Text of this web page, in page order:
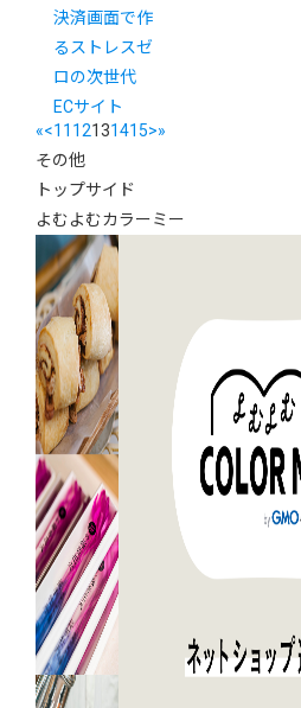
決済画面で作
るストレスゼ
ロの次世代
ECサイト
«<11 12131415>»
その他
トップサイド
よむよむカラーミー